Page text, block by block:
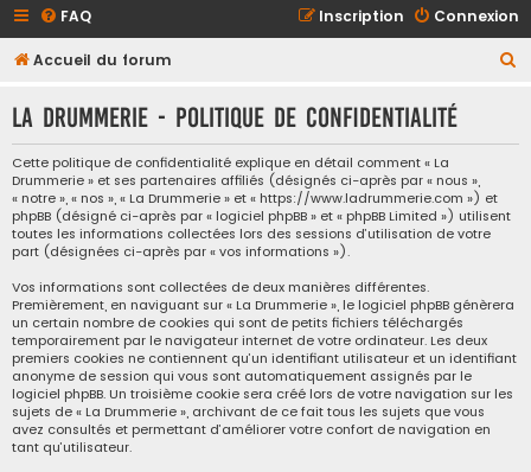
FAQ Connexion
Inscription
Accueil du forum
h
La Drummerie - Politique de confidentialité
Cette politique de confidentialité explique en détail comment « La
Drummerie » et ses partenaires affiliés (désignés ci-après par « nous »,
« notre », « nos », « La Drummerie » et « https://www.ladrummerie.com ») et
phpBB (désigné ci-après par « logiciel phpBB » et « phpBB Limited ») utilisent
toutes les informations collectées lors des sessions d’utilisation de votre
part (désignées ci-après par « vos informations »).
Vos informations sont collectées de deux manières différentes.
Premièrement, en naviguant sur « La Drummerie », le logiciel phpBB génèrera
un certain nombre de cookies qui sont de petits fichiers téléchargés
temporairement par le navigateur internet de votre ordinateur. Les deux
premiers cookies ne contiennent qu’un identifiant utilisateur et un identifiant
anonyme de session qui vous sont automatiquement assignés par le
logiciel phpBB. Un troisième cookie sera créé lors de votre navigation sur les
sujets de « La Drummerie », archivant de ce fait tous les sujets que vous
avez consultés et permettant d’améliorer votre confort de navigation en
tant qu’utilisateur.